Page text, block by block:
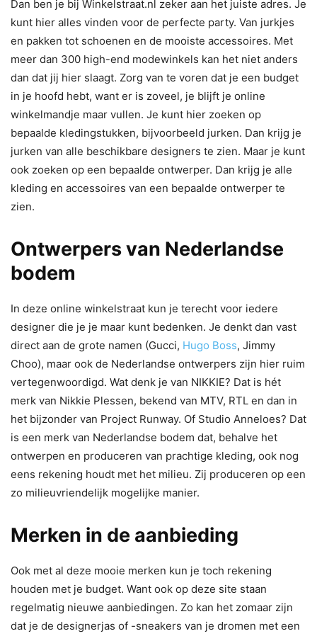
Dan ben je bij Winkelstraat.nl zeker aan het juiste adres. Je
kunt hier alles vinden voor de perfecte party. Van jurkjes
en pakken tot schoenen en de mooiste accessoires. Met
meer dan 300 high-end modewinkels kan het niet anders
dan dat jij hier slaagt. Zorg van te voren dat je een budget
in je hoofd hebt, want er is zoveel, je blijft je online
winkelmandje maar vullen. Je kunt hier zoeken op
bepaalde kledingstukken, bijvoorbeeld jurken. Dan krijg je
jurken van alle beschikbare designers te zien. Maar je kunt
ook zoeken op een bepaalde ontwerper. Dan krijg je alle
kleding en accessoires van een bepaalde ontwerper te
zien.
Ontwerpers van Nederlandse
bodem
In deze online winkelstraat kun je terecht voor iedere
designer die je je maar kunt bedenken. Je denkt dan vast
direct aan de grote namen (Gucci, Hugo Boss, Jimmy
Choo), maar ook de Nederlandse ontwerpers zijn hier ruim
vertegenwoordigd. Wat denk je van NIKKIE? Dat is hét
merk van Nikkie Plessen, bekend van MTV, RTL en dan in
het bijzonder van Project Runway. Of Studio Anneloes? Dat
is een merk van Nederlandse bodem dat, behalve het
ontwerpen en produceren van prachtige kleding, ook nog
eens rekening houdt met het milieu. Zij produceren op een
zo milieuvriendelijk mogelijke manier.
Merken in de aanbieding
Ook met al deze mooie merken kun je toch rekening
houden met je budget. Want ook op deze site staan
regelmatig nieuwe aanbiedingen. Zo kan het zomaar zijn
dat je de designerjas of -sneakers van je dromen met een